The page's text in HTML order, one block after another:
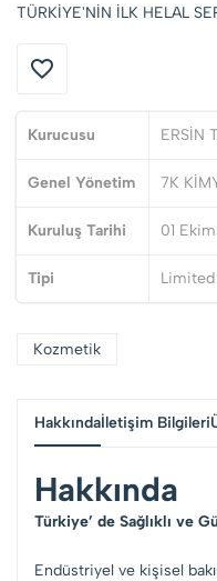
TÜRKİYE'NİN İLK HELAL
Kurucusu ERSİN
Genel Yönetim 7K
Kuruluş Tarihi 01
Tipi
Kozmetik
Hakkındaİletişim Bilgileri
Hakkında
Türkiye’ de Sağlıklı ve
Endüstriyel ve kişisel